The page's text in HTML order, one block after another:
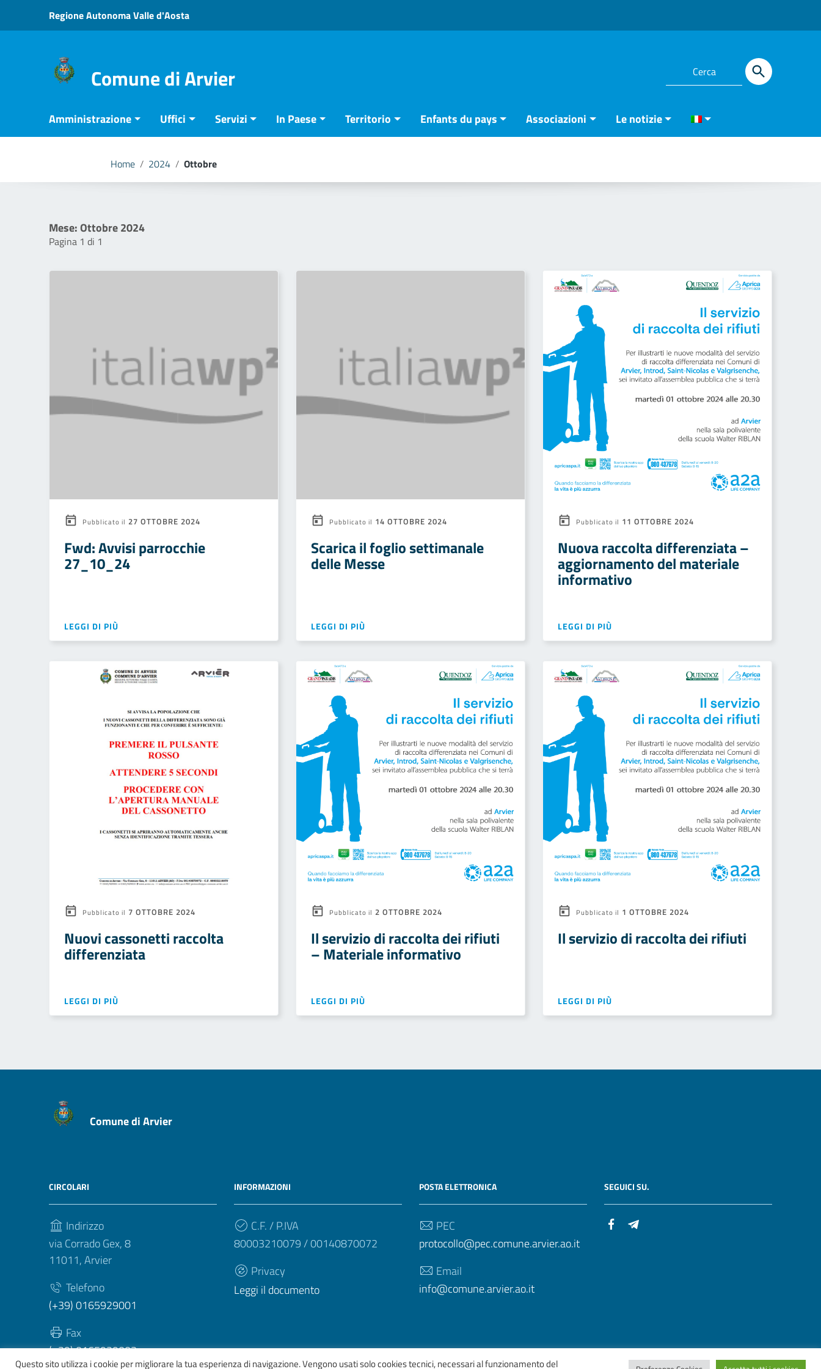
Vai ai contenuti
Vai al menu di navigazione
Regione Autonoma Valle d'Aosta
Comune di Arvier
Amministrazione Uffici Servizi In Paese Territorio Enfants du pays Associazioni Le notizie
Home / 2024 / Ottobre
Mese:Ottobre 2024
Pagina 1 di 1
Pubblicato il 27 OTTOBRE 2024
Fwd: Avvisi parrocchie
27_10_24
LEGGI DI PIÙ
Pubblicato il 14 OTTOBRE 2024
Scarica il foglio settimanale
delle Messe
LEGGI DI PIÙ
Pubblicato il 11 OTTOBRE 2024
Nuova raccolta differenziata –
aggiornamento del materiale
informativo
LEGGI DI PIÙ
Pubblicato il 7 OTTOBRE 2024
Nuovi cassonetti raccolta
differenziata
LEGGI DI PIÙ
Pubblicato il 2 OTTOBRE 2024
Il servizio di raccolta dei rifiuti
– Materiale informativo
LEGGI DI PIÙ
Pubblicato il 1 OTTOBRE 2024
Il servizio di raccolta dei rifiuti
LEGGI DI PIÙ
Comune di Arvier
CIRCOLARI
Indirizzo
via Corrado Gex, 8
11011, Arvier
Telefono
(+39) 0165929001
Fax
(+39) 0165929003
INFORMAZIONI
C.F. / P.IVA
80003210079 / 00140870072
Privacy
Leggi il documento
POSTA ELETTRONICA
PEC
protocollo@pec.comune.arvier.ao.it
Email
info@comune.arvier.ao.it
SEGUICI SU.
Questo sito utilizza i cookie per migliorare la tua esperienza di navigazione. Vengono usati solo cookies tecnici, necessari al funzionamento del